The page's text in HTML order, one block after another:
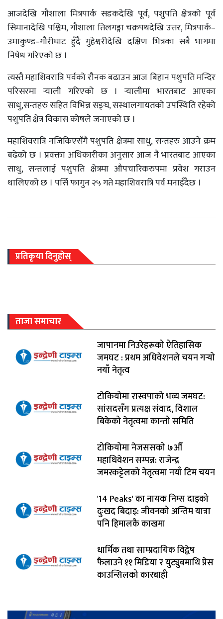
आजदेखि गौशाला मित्रपार्क सडकदेखि पूर्व, पशुपति क्षेत्रको पूर्व
सिमानादेखि पश्चिम, गौशाला तिलगङ्गा चक्रपथदेखि उत्तर, मित्रपार्क–
उमाकुण्ड–गौरीघाट हुँदै गुहेश्वरीदेखि दक्षिण भित्रका सबै भागमा
निषेध गरिएको छ ।
त्यस्तै महाशिवरात्रि पर्वको रौनक बढाउन आज बिहान पशुपति मन्दिर
परिसरमा र्‍याली गरिएको छ । र्‍यालीमा भारतबाट आएका
साधु,सन्तहरु सहित विभिन्न सङ्घ, सस्थालगायतको उपस्थिति रहेको
पशुपति क्षेत्र विकास कोषले जनाएको छ ।
महाशिवरात्रि नजिकिएसँगै पशुपति क्षेत्रमा साधु, सन्तहरु आउने क्रम
बढेको छ । प्रवक्ता अधिकारीका अनुसार आज नै भारतबाट आएका
साधु, सन्तलाई पशुपति क्षेत्रमा औपचारिकरुपमा प्रवेश गराउन
थालिएको छ । पर्सि फागुन २५ गते महाशिवरात्रि पर्व मनाइँदैछ ।
प्रतिकृया दिनुहोस्
ताजा समाचार
जापानमा निउरेहरूको ऐतिहासिक
जमघट : प्रथम अधिवेशनले चयन गर्‍यो
नयाँ नेतृत्व
टोकियोमा रास्वपाको भव्य जमघट:
सांसदसँग प्रत्यक्ष संवाद, विशाल
बिकेको नेतृत्वमा कान्तो समिति
टोकियोमा नेजससको ७औँ
महाधिवेशन सम्पन्न: राजेन्द्र
जमरकट्टेलको नेतृत्वमा नयाँ टिम चयन
'14 Peaks' का नायक निम्स दाइको
दुःखद बिदाइ: जीवनको अन्तिम यात्रा
पनि हिमालकै काखमा
धार्मिक तथा साम्प्रदायिक विद्वेष
फैलाउने ११ मिडिया र युट्युबमाथि प्रेस
काउन्सिलको कारबाही